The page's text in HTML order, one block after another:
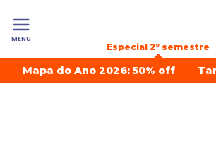
MENU
Especial 2º semestre
Mapa do Ano 2026: 50% off